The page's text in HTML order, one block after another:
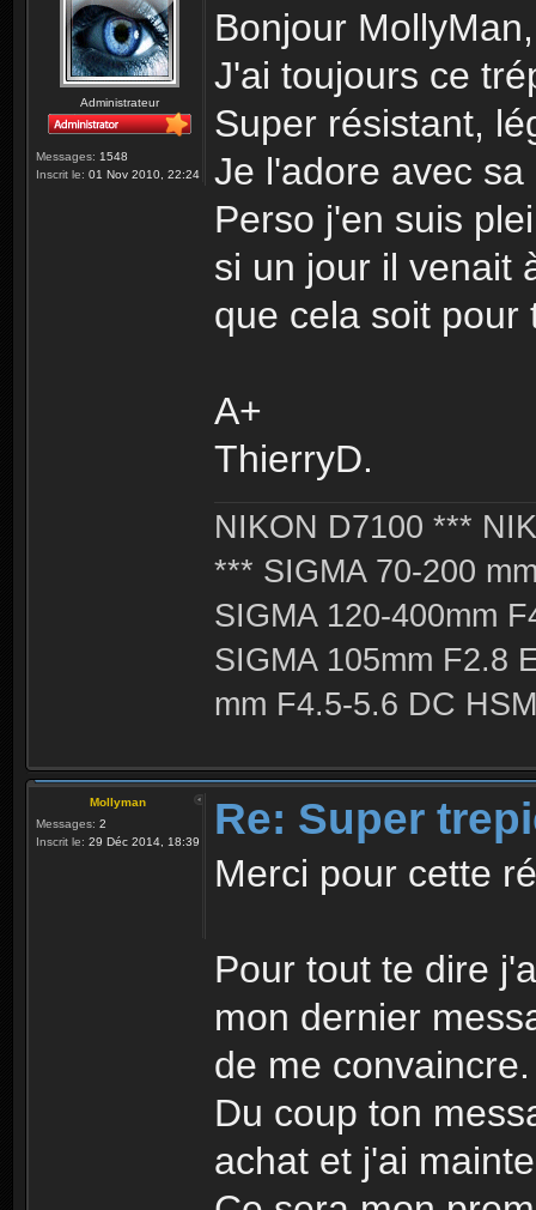
Administrateur
Messages: 1548
Inscrit le: 01 Nov 2010, 22:24
Bonjour MollyMan,
J'ai toujours ce
Super résistant,
Je l'adore avec sa
Perso j'en suis
si un jour il venait
que cela soit pour
A+
ThierryD.
NIKON D7100 ***
*** SIGMA 70-200
SIGMA 120-400mm
SIGMA 105mm F2.8
mm F4.5-5.6 DC
Mollyman
Messages: 2
Inscrit le: 29 Déc 2014, 18:39 Re: Super
Merci pour cette
Pour tout te dire
mon dernier
de me
Du coup ton
achat et j'ai